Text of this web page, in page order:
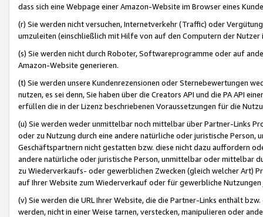
dass sich eine Webpage einer Amazon-Website im Browser eines
(r) Sie werden nicht versuchen, Internetverkehr (Traffic) oder
umzuleiten (einschließlich mit Hilfe von auf den Computern der
(s) Sie werden nicht durch Roboter, Softwareprogramme oder auf
Amazon-Website generieren.
(t) Sie werden unsere Kundenrezensionen oder Sternebewertungen
nutzen, es sei denn, Sie haben über die Creators API und die PA API
erfüllen die in der Lizenz beschriebenen Voraussetzungen für die
(u) Sie werden weder unmittelbar noch mittelbar über Partner-Links
oder zu Nutzung durch eine andere natürliche oder juristische
Geschäftspartnern nicht gestatten bzw. diese nicht dazu auffordern
andere natürliche oder juristische Person, unmittelbar oder mittelbar
zu Wiederverkaufs- oder gewerblichen Zwecken (gleich welcher Art)
auf Ihrer Website zum Wiederverkauf oder für gewerbliche
(v) Sie werden die URL Ihrer Website, die die Partner-Links enthält
werden, nicht in einer Weise tarnen, verstecken, manipulieren oder